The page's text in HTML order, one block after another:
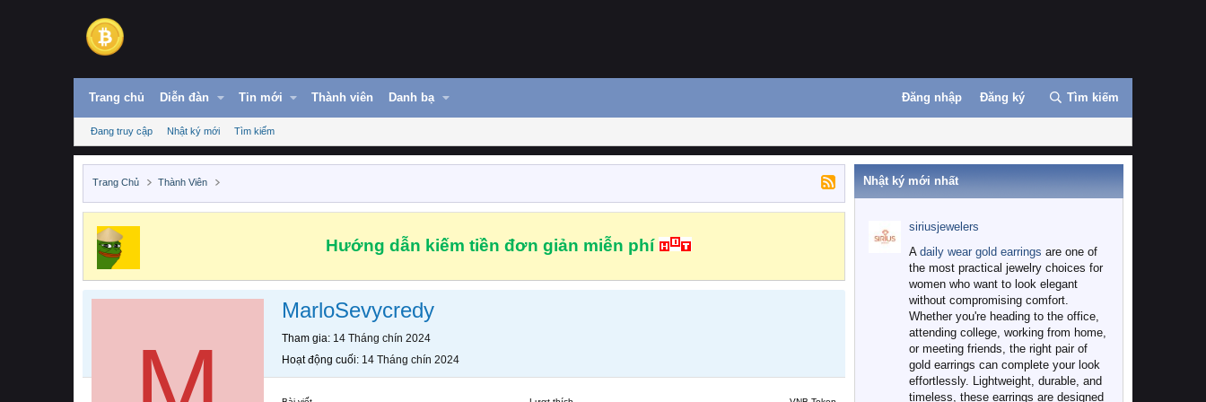
Trang chủ Diễn đàn Tin mới Thành viên Danh bạ Đăng nhập Đăng ký Tìm kiếm
Đang truy cập Nhật ký mới Tìm kiếm
Trang Chủ Thành Viên
Hướng dẫn kiếm tiền đơn giản miễn phí
MarloSevycredy
Tham gia 14 Tháng chín 2024
Hoạt động cuối 14 Tháng chín 2024
Nhật ký mới nhất
siriusjewelers
A daily wear gold earrings are one of
the most practical jewelry choices for
women who want to look elegant
without compromising comfort.
Whether you're heading to the office,
attending college, working from home,
or meeting friends, the right pair of
gold earrings can complete your look
effortlessly. Lightweight, durable, and
timeless, these earrings are designed